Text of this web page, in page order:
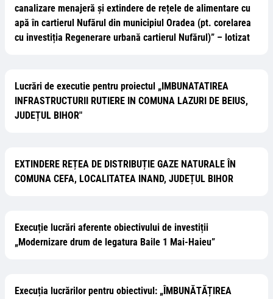
canalizare menajeră și extindere de rețele de alimentare cu
apă în cartierul Nufărul din municipiul Oradea (pt. corelarea
cu investiția Regenerare urbană cartierul Nufărul)” – lotizat
Lucrări de executie pentru proiectul „IMBUNATATIREA
INFRASTRUCTURII RUTIERE IN COMUNA LAZURI DE BEIUS,
JUDEȚUL BIHOR"
EXTINDERE REȚEA DE DISTRIBUȚIE GAZE NATURALE ÎN
COMUNA CEFA, LOCALITATEA INAND, JUDEȚUL BIHOR
Execuție lucrări aferente obiectivului de investiții
„Modernizare drum de legatura Baile 1 Mai-Haieu”
Execuția lucrărilor pentru obiectivul: „ÎMBUNĂTĂȚIREA